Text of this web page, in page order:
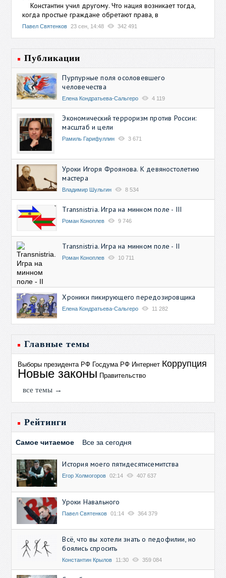
Константин учил другому. Что нация возникает тогда,
когда простые граждане обретают права, в
Павел Святенков 23 сен, 14:48 342 491
Публикации
Пурпурные поля осоловевшего
человечества
Елена Кондратьева-Сальгеро 4 119
Экономический терроризм против России:
масштаб и цели
Рамиль Гарифуллин 3 671
Уроки Игоря Фроянова. К девяностолетию
мастера
Владимир Шульгин 8 534
Transnistria. Игра на минном поле - III
Роман Коноплев 9 746
Transnistria. Игра на минном поле - II
Роман Коноплев 10 711
Хроники пикирующего передозировщика
Елена Кондратьева-Сальгеро 11 282
Главные темы
Выборы президента РФ Госдума РФ Интернет Коррупция
Новые законы Правительство
все темы →
Рейтинги
Самое читаемое Все за сегодня
История моего пятидесятисемитства
Егор Холмогоров 02:14 407 637
Уроки Навального
Павел Святенков 01:14 364 379
Всё, что вы хотели знать о педофилии, но
боялись спросить
Константин Крылов 11:30 359 084